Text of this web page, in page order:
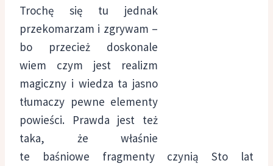
Trochę się tu jednak
przekomarzam i zgrywam –
bo przecież doskonale
wiem czym jest realizm
magiczny i wiedza ta jasno
tłumaczy pewne elementy
powieści. Prawda jest też
taka, że właśnie
te baśniowe fragmenty czynią Sto lat